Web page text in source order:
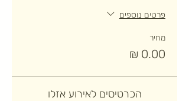
פרטים נוספים
מחיר
הכרטיסים לאירוע אזלו